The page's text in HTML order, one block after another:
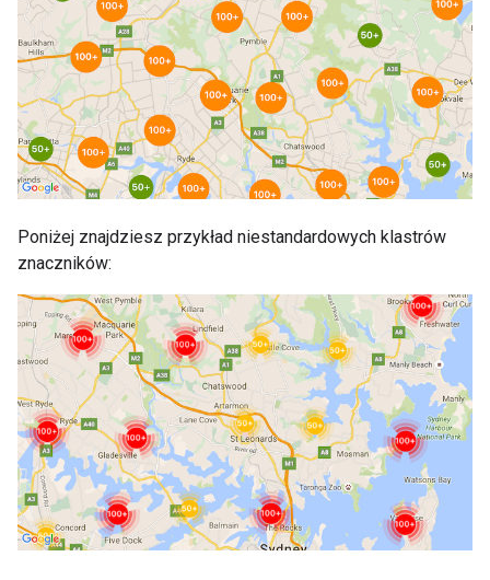
Poniżej znajdziesz przykład niestandardowych klastrów
znaczników: